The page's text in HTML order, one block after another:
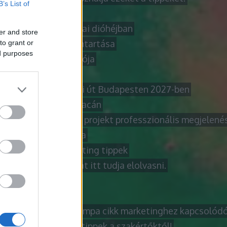
List of
and store
grant or
purposes
marketing alapjai dióhéjban
roller karbantartása
vásárlás útmutatója
üzleti tanácsok
karrierfrissítési út Budapesten 2027-ben
virágzó piacán
lakásfelújítási projekt professzionális
cikk azok számára
internetes marketing tippek
laptop tanácsokat itt tudja elolvasni.
módja annak
útmutató a netlámpa cikk marketinghez